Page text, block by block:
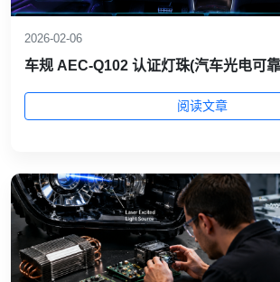
2026-02-06
车规 AEC‑Q102 认证灯珠(汽车光电可
阅读文章